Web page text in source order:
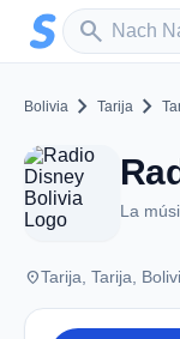
Zum Hauptinhalt
search
Sender suchen
Bolivia chevron_right Tarija chevron_right
La
placeTarija, Tarija,